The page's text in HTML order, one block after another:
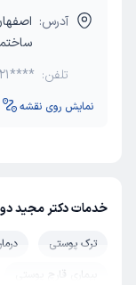
آدرس:
تلفن:
نمایش روی نقشه
خدمات دکتر مجید
ترک پوستی
بیماری قارچ پوستی